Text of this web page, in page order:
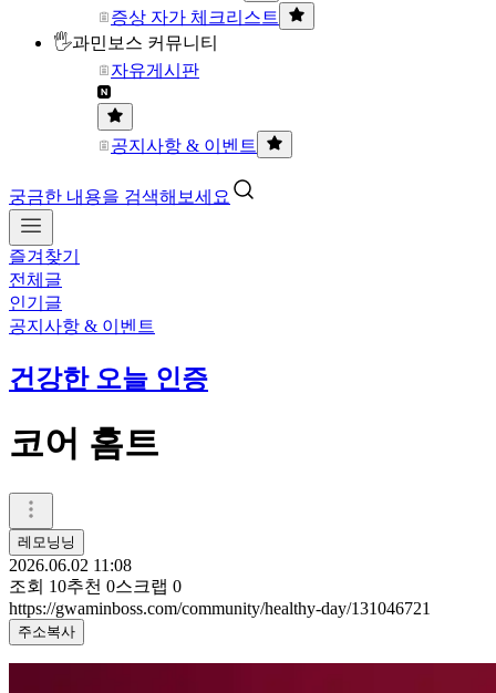
증상 자가 체크리스트
🖐과민보스 커뮤니티
자유게시판
공지사항 & 이벤트
궁금한 내용을 검색해보세요
즐겨찾기
전체글
인기글
공지사항 & 이벤트
건강한 오늘 인증
코어 홈트
레모닝닝
2026.06.02 11:08
조회 10추천 0스크랩 0
https://gwaminboss.com/community/healthy-day/131046721
주소복사